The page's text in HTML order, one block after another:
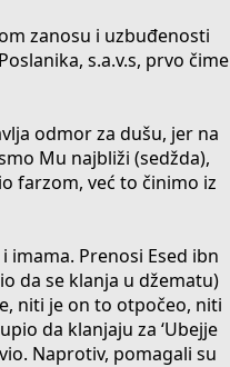
zanosu i uzbuđenosti
s.a.v.s, prvo čime
odmor za dušu, jer na
Mu najbliži (sedžda),
farzom, već to činimo iz
Prenosi Esed ibn
da se klanja u džematu)
niti je on to otpočeo, niti
da klanjaju za ‘Ubejje
Naprotiv, pomagali su